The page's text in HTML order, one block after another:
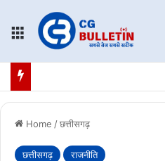
Menu
Home /छत्तीसगढ़
छत्तीसगढ़ राजनीति